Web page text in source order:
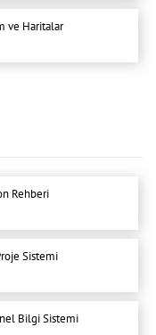
ve Haritalar
Rehberi
Sistemi
Bilgi Sistemi